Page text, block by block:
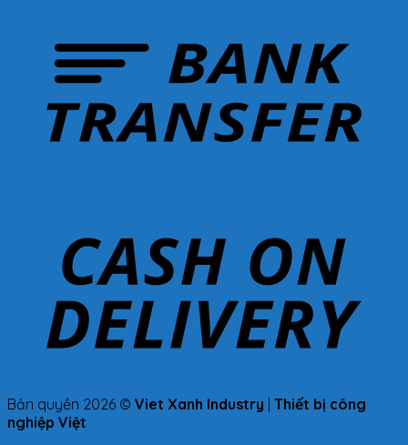
Bản quyền 2026 © Viet Xanh Industry Thiết bị công
nghiệp Việt